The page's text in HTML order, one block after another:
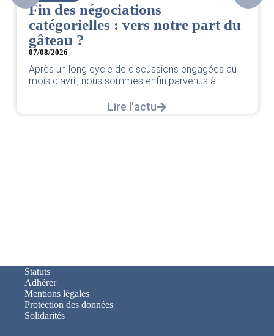
Fin des négociations
catégorielles : vers notre part du
gâteau ?
07/08/2026
Après un long cycle de discussions engagées au
mois d’avril, nous sommes enfin parvenus à...
Lire l'actu
Statuts
Adhérer
Mentions légales
Protection des données
Solidarités